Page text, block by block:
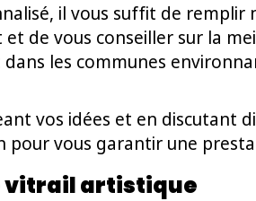
il vous suffit de
de vous conseiller sur la
dans les communes
vos idées et en discutant
pour vous garantir une
vitrail artistique